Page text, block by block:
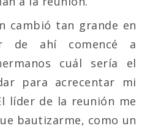
cambió tan grande en
ahí comencé a
cuál sería el
para acrecentar mi
líder de la reunión me
bautizarme, como un